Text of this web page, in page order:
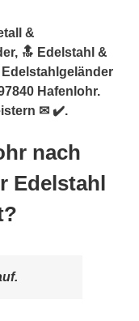
&
🔝 Edelstahl &
Hafenlohr.
✉ ✔️.
nach
Edelstahl